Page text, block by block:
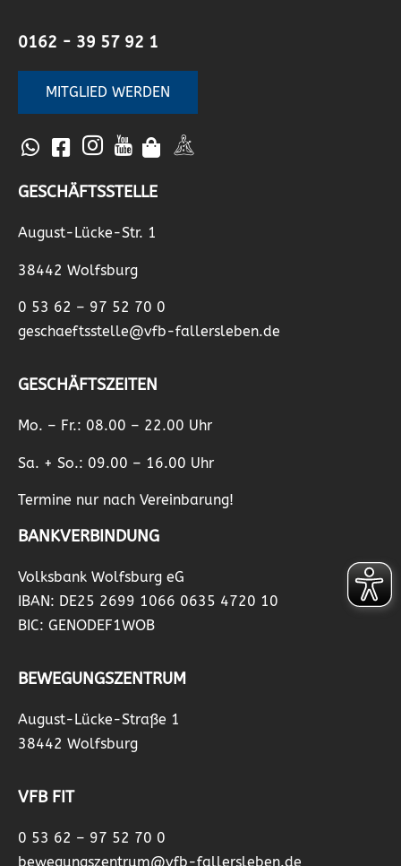
0162 - 39 57 92 1
MITGLIED WERDEN
GESCHÄFTSSTELLE
August-Lücke-Str. 1
38442 Wolfsburg
0 53 62 – 97 52 70 0
geschaeftsstelle@vfb-fallersleben.de
GESCHÄFTSZEITEN
Mo. – Fr.: 08.00 – 22.00 Uhr
Sa. + So.: 09.00 – 16.00 Uhr
Termine nur nach Vereinbarung!
BANKVERBINDUNG
Volksbank Wolfsburg eG
IBAN: DE25 2699 1066 0635 4720 10
BIC: GENODEF1WOB
BEWEGUNGSZENTRUM
August-Lücke-Straße 1
38442 Wolfsburg
VFB FIT
0 53 62 – 97 52 70 0
bewegungszentrum@vfb-fallersleben.de